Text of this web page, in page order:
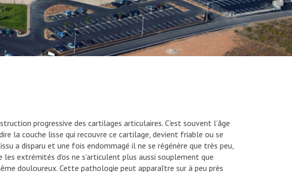
progressive des cartilages articulaires. C’est souvent l’âge
la couche lisse qui recouvre ce cartilage, devient friable ou se
a disparu et une fois endommagé il ne se régénère que très peu,
extrémités d’os ne s’articulent plus aussi souplement que
douloureux. Cette pathologie peut apparaître sur à peu près